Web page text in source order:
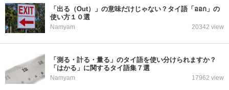
「出る（Out）」の意味だけじゃない？タイ語「ออก」の
使い方１０選
Namyam 20342 view
「測る・計る・量る」のタイ語を使い分けられますか？
「はかる」に関するタイ語集７選
Namyam 17962 view